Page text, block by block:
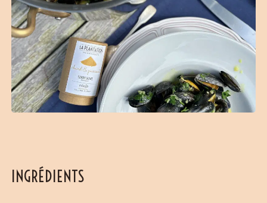
INGRÉDIENTS